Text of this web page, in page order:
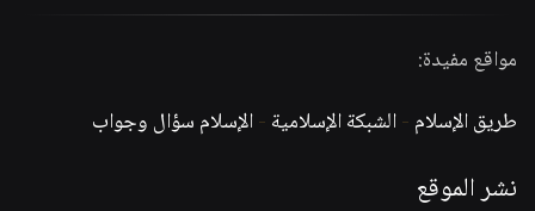
مواقع مفيدة:
طريق الإسلام -الشبكة الإسلامية -الإسلام سؤال وجواب
نشر الموقع